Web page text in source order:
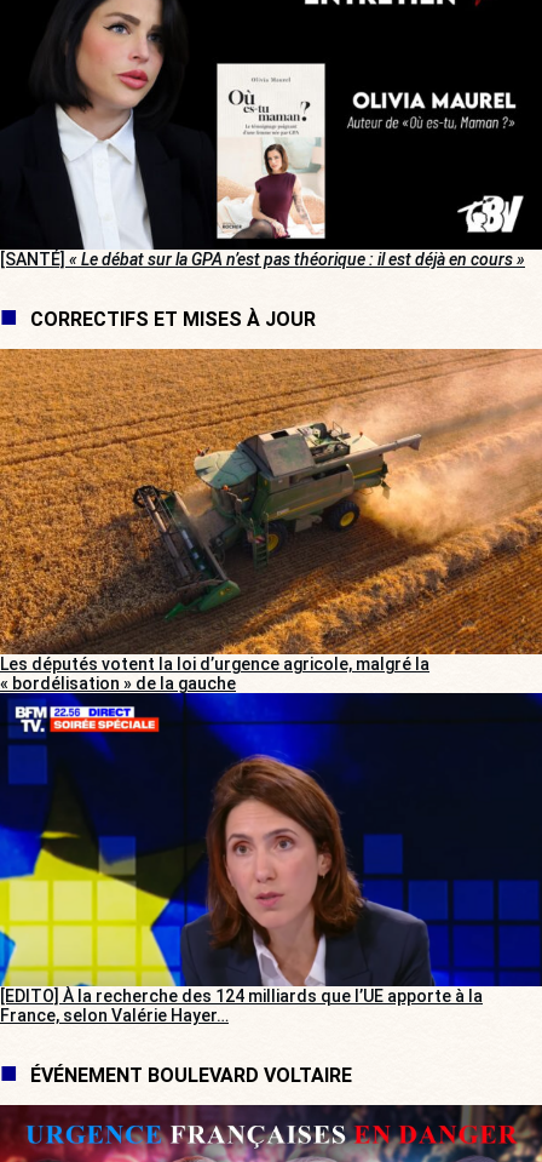
[SANTÉ] « Le débat sur la GPA n’est pas théorique : il est déjà en cours »
CORRECTIFS ET MISES À JOUR
Les députés votent la loi d’urgence agricole, malgré la
« bordélisation » de la gauche
[EDITO] À la recherche des 124 milliards que l’UE apporte à la
France, selon Valérie Hayer…
ÉVÉNEMENT BOULEVARD VOLTAIRE